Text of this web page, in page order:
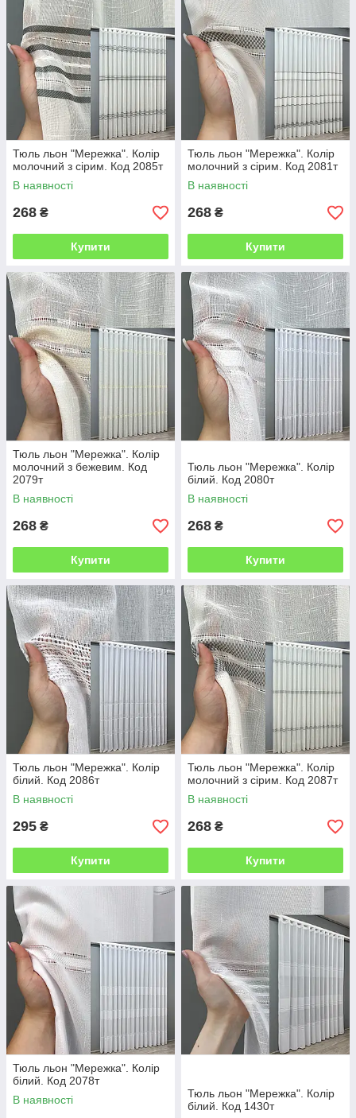
Тюль льон "Мережка". Колір
молочний з сірим. Код 2085т
В наявності
268 ₴
Купити
Тюль льон "Мережка". Колір
молочний з сірим. Код 2081т
В наявності
268 ₴
Купити
Тюль льон "Мережка". Колір
молочний з бежевим. Код
2079т
В наявності
268 ₴
Купити
Тюль льон "Мережка". Колір
білий. Код 2080т
В наявності
268 ₴
Купити
Тюль льон "Мережка". Колір
білий. Код 2086т
В наявності
295 ₴
Купити
Тюль льон "Мережка". Колір
молочний з сірим. Код 2087т
В наявності
268 ₴
Купити
Тюль льон "Мережка". Колір
білий. Код 2078т
В наявності
Тюль льон "Мережка". Колір
білий. Код 1430т